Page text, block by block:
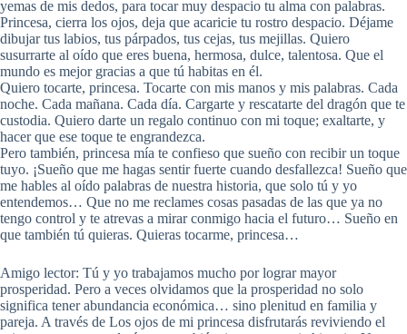
yemas de mis dedos, para tocar muy despacio tu alma con palabras.
Princesa, cierra los ojos, deja que acaricie tu rostro despacio. Déjame
dibujar tus labios, tus párpados, tus cejas, tus mejillas. Quiero
susurrarte al oído que eres buena, hermosa, dulce, talentosa. Que el
mundo es mejor gracias a que tú habitas en él.
Quiero tocarte, princesa. Tocarte con mis manos y mis palabras. Cada
noche. Cada mañana. Cada día. Cargarte y rescatarte del dragón que te
custodia. Quiero darte un regalo continuo con mi toque; exaltarte, y
hacer que ese toque te engrandezca.
Pero también, princesa mía te confieso que sueño con recibir un toque
tuyo. ¡Sueño que me hagas sentir fuerte cuando desfallezca! Sueño que
me hables al oído palabras de nuestra historia, que solo tú y yo
entendemos… Que no me reclames cosas pasadas de las que ya no
tengo control y te atrevas a mirar conmigo hacia el futuro… Sueño en
que también tú quieras. Quieras tocarme, princesa…
Amigo lector: Tú y yo trabajamos mucho por lograr mayor
prosperidad. Pero a veces olvidamos que la prosperidad no solo
significa tener abundancia económica… sino plenitud en familia y
pareja. A través de Los ojos de mi princesa disfrutarás reviviendo el